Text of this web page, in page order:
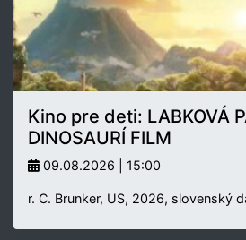
Kino pre deti: LABKOVÁ
DINOSAURÍ FILM
09.08.2026 | 15:00
r. C. Brunker, US, 2026, slovenský